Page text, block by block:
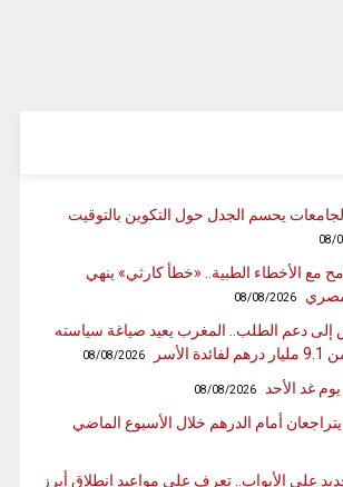
يحسم الجدل حول التكوين بالتوقيت
08/
مع الأخطاء الطبية.. «خطأ كارثي» ينهي
08/08/2026
دعم الطلب.. المغرب يعيد صياغة سياسته
08/08/2026
غد الأحد 08/08/2026
يتراجعان أمام الدرهم خلال الأسبوع الماضي
على الأبواب.. تعرف على مواعيد انطلاق أبرز